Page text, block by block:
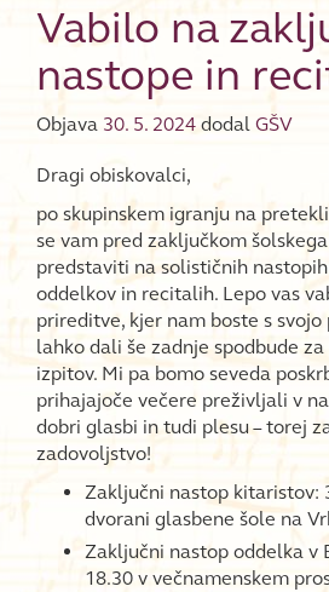
Vabilo na
nastope in
Objava 30. 5. 2024 dodal GŠV
Dragi obiskovalci,
po skupinskem igranju na
se vam pred zaključkom
predstaviti na solističnih
oddelkov in recitalih. Lepo vas
prireditve, kjer nam boste s
lahko dali še zadnje spodbude
izpitov. Mi pa bomo seveda
prihajajoče večere preživljali v
dobri glasbi in tudi plesu – torej
zadovoljstvo!
Zaključni nastop kitaristov:
dvorani glasbene šole na
Zaključni nastop oddelka v
18.30 v večnamenskem